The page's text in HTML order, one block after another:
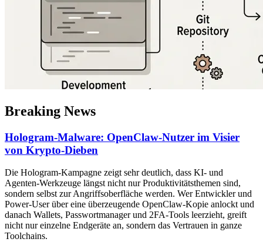
Breaking News
Hologram-Malware: OpenClaw-Nutzer im Visier
von Krypto-Dieben
Die Hologram-Kampagne zeigt sehr deutlich, dass KI- und
Agenten-Werkzeuge längst nicht nur Produktivitätsthemen sind,
sondern selbst zur Angriffsoberfläche werden. Wer Entwickler und
Power-User über eine überzeugende OpenClaw-Kopie anlockt und
danach Wallets, Passwortmanager und 2FA-Tools leerzieht, greift
nicht nur einzelne Endgeräte an, sondern das Vertrauen in ganze
Toolchains.